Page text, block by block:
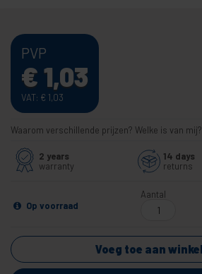
PVP
€1,03
VAT: € 1,03
Waarom verschillende prijzen? Welke is van mij?
2 years
warranty
14 days
returns
Op voorraad
Aantal
Voeg toe aan